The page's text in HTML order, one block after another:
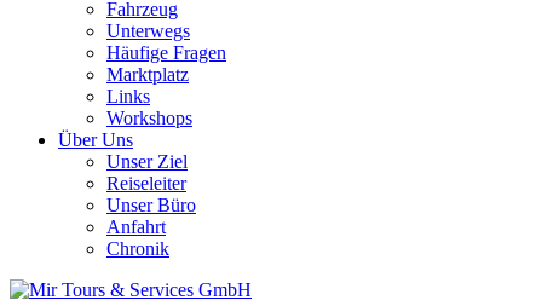
Fahrzeug
Unterwegs
Häufige Fragen
Marktplatz
Links
Workshops
Über Uns
Unser Ziel
Reiseleiter
Unser Büro
Anfahrt
Chronik